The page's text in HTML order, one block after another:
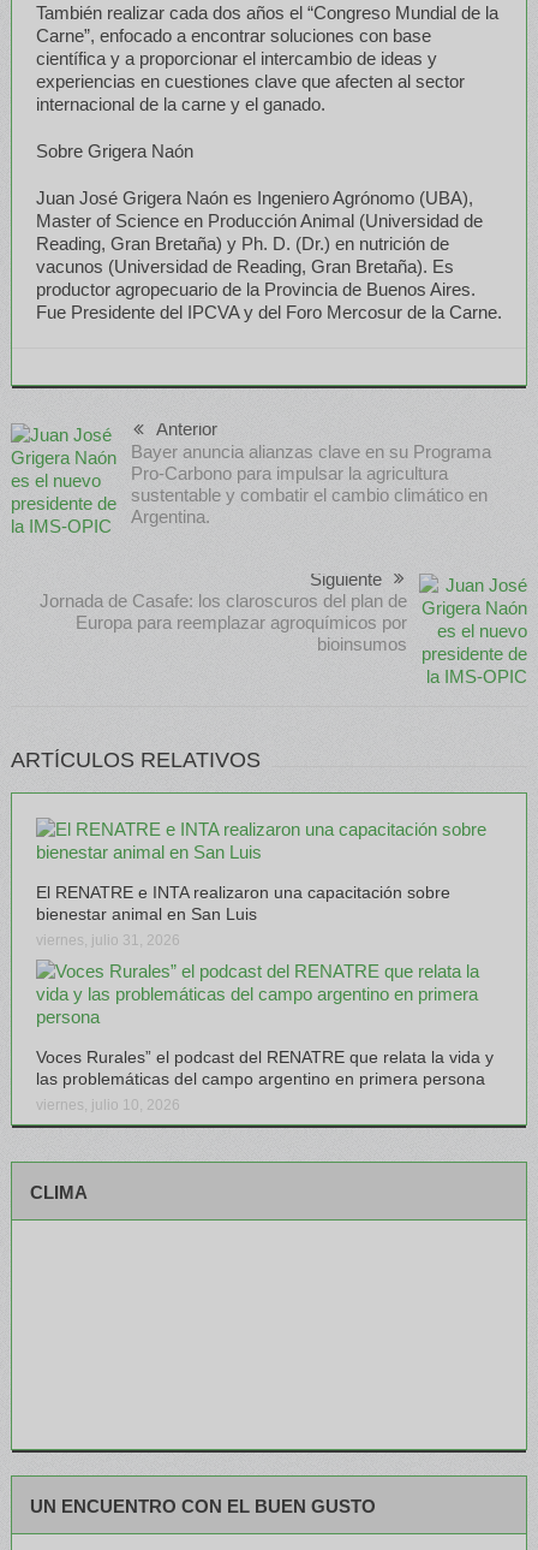
También realizar cada dos años el “Congreso Mundial de la
Carne”, enfocado a encontrar soluciones con base
científica y a proporcionar el intercambio de ideas y
experiencias en cuestiones clave que afecten al sector
internacional de la carne y el ganado.
Sobre Grigera Naón
Juan José Grigera Naón es Ingeniero Agrónomo (UBA),
Master of Science en Producción Animal (Universidad de
Reading, Gran Bretaña) y Ph. D. (Dr.) en nutrición de
vacunos (Universidad de Reading, Gran Bretaña). Es
productor agropecuario de la Provincia de Buenos Aires.
Fue Presidente del IPCVA y del Foro Mercosur de la Carne.
Anterior
Bayer anuncia alianzas clave en su Programa
Pro-Carbono para impulsar la agricultura
sustentable y combatir el cambio climático en
Argentina.
Siguiente
Jornada de Casafe: los claroscuros del plan de
Europa para reemplazar agroquímicos por
bioinsumos
ARTÍCULOS RELATIVOS
El RENATRE e INTA realizaron una capacitación sobre
bienestar animal en San Luis
viernes, julio 31, 2026
Voces Rurales” el podcast del RENATRE que relata la vida y
las problemáticas del campo argentino en primera persona
viernes, julio 10, 2026
CLIMA
UN ENCUENTRO CON EL BUEN GUSTO